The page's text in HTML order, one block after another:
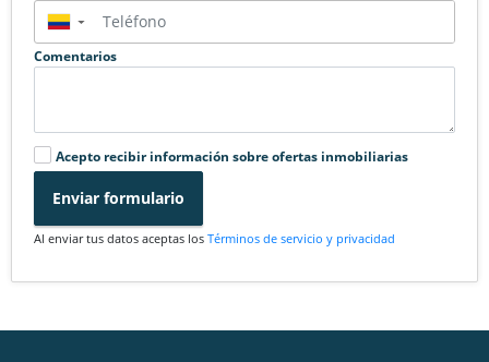
▼
Comentarios
Acepto recibir información sobre ofertas inmobiliarias
Enviar formulario
Al enviar tus datos aceptas los Términos de servicio y privacidad